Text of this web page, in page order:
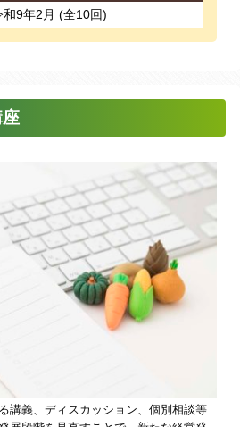
9年2月 (全10回)
講義、ディスカッション、個別相談等